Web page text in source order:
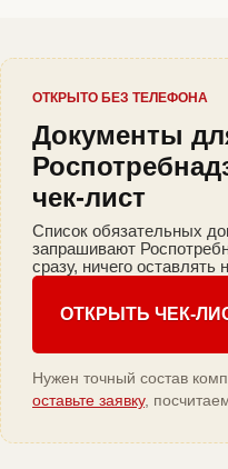
ОТКРЫТО БЕЗ ТЕЛЕФОНА
Документы
чек-лист
Список обязательных
запрашивают
сразу, ничего оставлять
ОТКРЫТЬ ЧЕК-
Нужен точный состав
оставьте заявку,